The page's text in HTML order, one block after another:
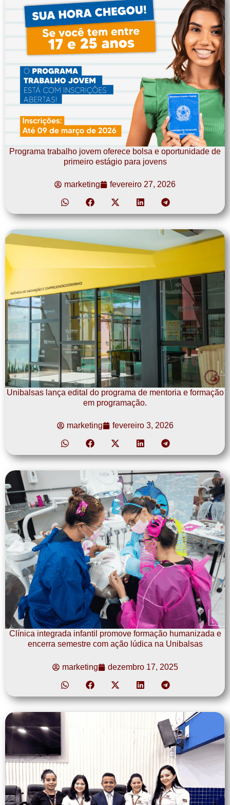
Programa trabalho jovem oferece bolsa e oportunidade de
primeiro estágio para jovens
marketing fevereiro 27, 2026
Unibalsas lança edital do programa de mentoria e formação
em programação.
marketing fevereiro 3, 2026
Clínica integrada infantil promove formação humanizada e
encerra semestre com ação lúdica na Unibalsas
marketing dezembro 17, 2025